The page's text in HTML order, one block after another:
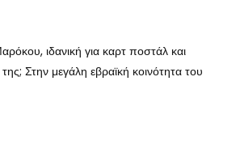
ιδανική για καρτ ποστάλ και
Στην μεγάλη εβραϊκή κοινότητα του